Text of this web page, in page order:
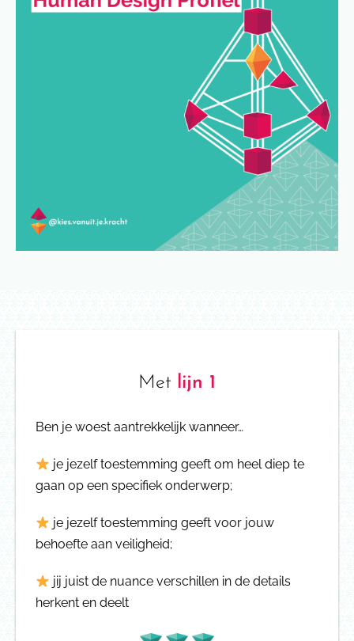
Met lijn 1
Ben je woest aantrekkelijk wanneer…
je jezelf toestemming geeft om heel diep te
gaan op een specifiek onderwerp;
je jezelf toestemming geeft voor jouw
behoefte aan veiligheid;
jij juist de nuance verschillen in de details
herkent en deelt